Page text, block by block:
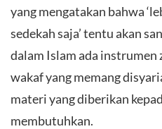
yang mengatakan bahwa
sedekah saja’ tentu akan
dalam Islam ada instrumen
wakaf yang memang
materi yang diberikan
membutuhkan.